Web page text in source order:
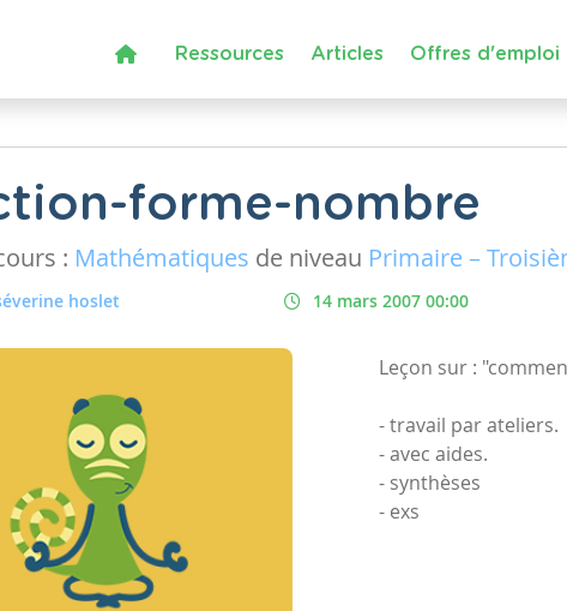
Ressources Articles Offres d'emploi
forme-nombre
: Mathématiques de niveau Primaire –
hoslet 14 mars 2007 00:00
Leçon sur :
- travail par ateliers.
- avec aides.
- synthèses
- exs